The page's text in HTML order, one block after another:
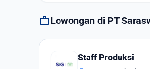
workLowongan di PT
Staff Produksi